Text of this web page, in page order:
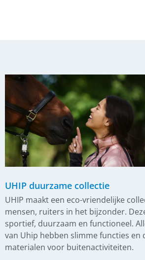
UHIP duurzame collectie
UHIP maakt een eco-vriendelijke
mensen, ruiters in het bijzonder.
sportief, duurzaam en functioneel.
van Uhip hebben slimme functies en
materialen voor buitenactiviteiten.